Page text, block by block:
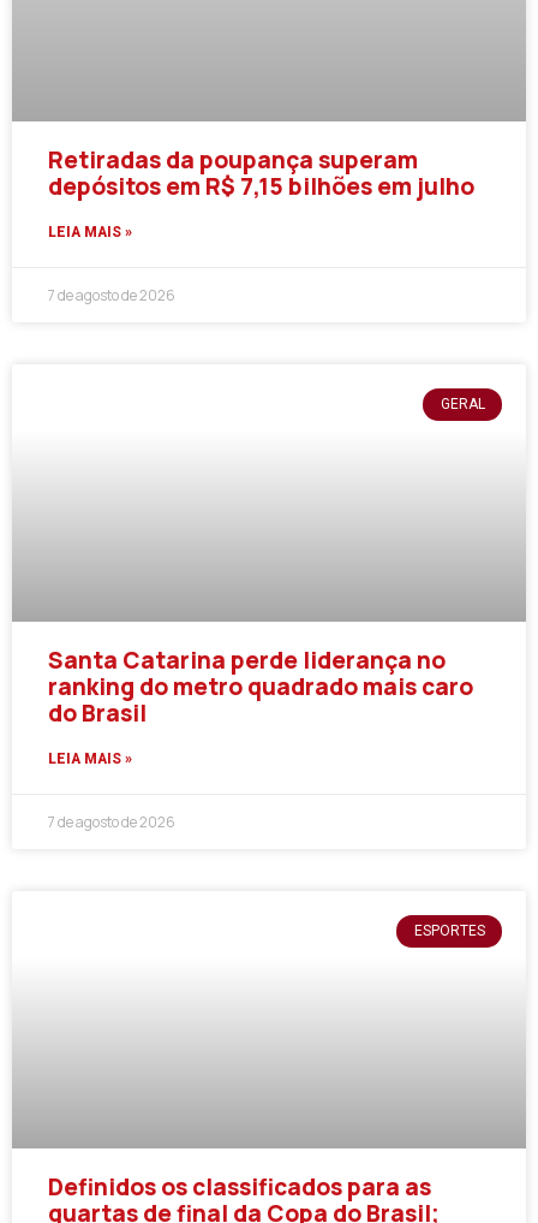
Retiradas da poupança superam
depósitos em R$ 7,15 bilhões em julho
LEIA MAIS »
7 de agosto de 2026
GERAL
Santa Catarina perde liderança no
ranking do metro quadrado mais caro
do Brasil
LEIA MAIS »
7 de agosto de 2026
ESPORTES
Definidos os classificados para as
quartas de final da Copa do Brasil;